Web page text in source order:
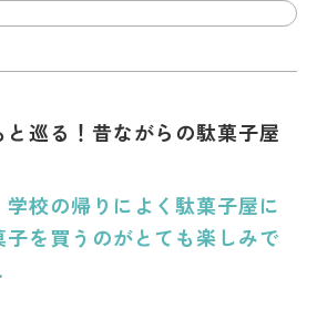
と巡る！昔ながらの駄菓子屋
校の帰りによく駄菓子屋に
を買うのがとても楽しみで